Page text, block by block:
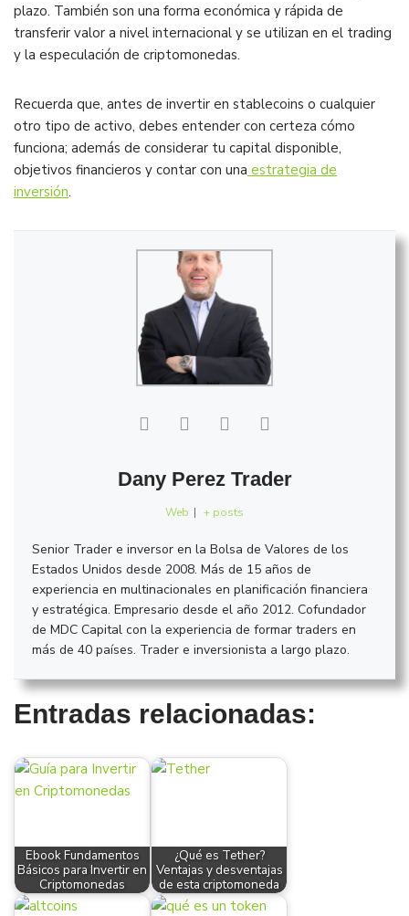
plazo. También son una forma económica y rápida de
transferir valor a nivel internacional y se utilizan en el trading
y la especulación de criptomonedas.
Recuerda que, antes de invertir en stablecoins o cualquier
otro tipo de activo, debes entender con certeza cómo
funciona; además de considerar tu capital disponible,
objetivos financieros y contar con una estrategia de
inversión.
Dany Perez Trader
Web | + posts
Senior Trader e inversor en la Bolsa de Valores de los
Estados Unidos desde 2008. Más de 15 años de
experiencia en multinacionales en planificación financiera
y estratégica. Empresario desde el año 2012. Cofundador
de MDC Capital con la experiencia de formar traders en
más de 40 países. Trader e inversionista a largo plazo.
Entradas relacionadas:
Ebook Fundamentos
Básicos para Invertir en
Criptomonedas
¿Qué es Tether?
Ventajas y desventajas
de esta criptomoneda